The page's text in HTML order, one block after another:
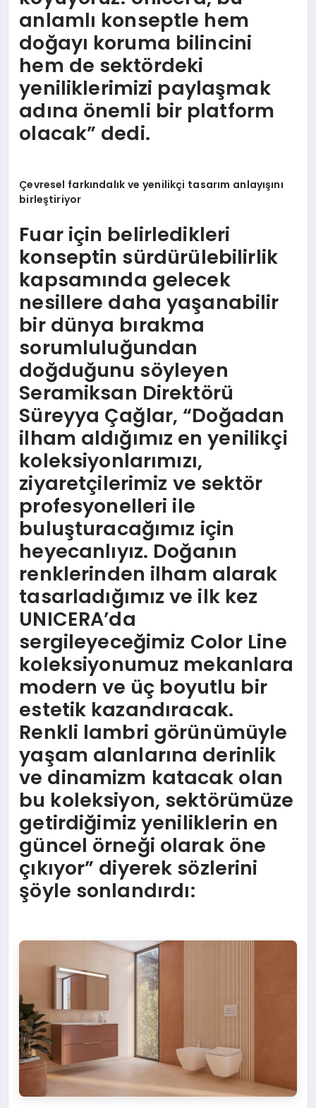
anlamlı konseptle hem
doğayı koruma bilincini
hem de sektördeki
yeniliklerimizi paylaşmak
adına önemli bir platform
olacak” dedi.
Çevresel farkındalık ve yenilikçi tasarım anlayışını
birleştiriyor
Fuar için belirledikleri
konseptin sürdürülebilirlik
kapsamında gelecek
nesillere daha yaşanabilir
bir dünya bırakma
sorumluluğundan
doğduğunu söyleyen
Seramiksan Direktörü
Süreyya Çağlar, “Doğadan
ilham aldığımız en yenilikçi
koleksiyonlarımızı,
ziyaretçilerimiz ve sektör
profesyonelleri ile
buluşturacağımız için
heyecanlıyız. Doğanın
renklerinden ilham alarak
tasarladığımız ve ilk kez
UNICERA’da
sergileyeceğimiz Color Line
koleksiyonumuz mekanlara
modern ve üç boyutlu bir
estetik kazandıracak.
Renkli lambri görünümüyle
yaşam alanlarına derinlik
ve dinamizm katacak olan
bu koleksiyon, sektörümüze
getirdiğimiz yeniliklerin en
güncel örneği olarak öne
çıkıyor” diyerek sözlerini
şöyle sonlandırdı: